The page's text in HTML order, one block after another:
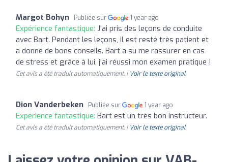
Margot Bohyn Publiée sur 1 year ago
Expérience fantastique: J'ai pris des leçons de conduite
avec Bart. Pendant les leçons, il est resté très patient et
a donné de bons conseils. Bart a su me rassurer en cas
de stress et grâce à lui, j'ai réussi mon examen pratique !
Cet avis a été traduit automatiquement. | Voir le texte original
Dion Vanderbeken Publiée sur 1 year ago
Expérience fantastique: Bart est un très bon instructeur.
Cet avis a été traduit automatiquement. | Voir le texte original